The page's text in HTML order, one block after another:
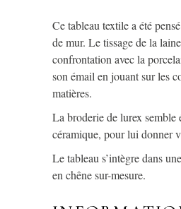
Ce tableau textile a été
de mur. Le tissage de la
confrontation avec la
son émail en jouant sur les
matières.
La broderie de lurex semble
céramique, pour lui donner
Le tableau s’intègre dans
en chêne sur-mesure.